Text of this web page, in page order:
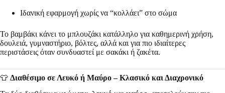
Ιδανική εφαρμογή χωρίς να “κολλάει” στο σώμα
Το βαμβάκι κάνει το μπλουζάκι κατάλληλο για καθημερινή χρήση,
δουλειά, γυμναστήριο, βόλτες, αλλά και για πιο ιδιαίτερες
περιστάσεις όταν συνδυαστεί με σακάκι ή ζακέτα.
👕 Διαθέσιμο σε Λευκό ή Μαύρο – Κλασικό και Διαχρονικό